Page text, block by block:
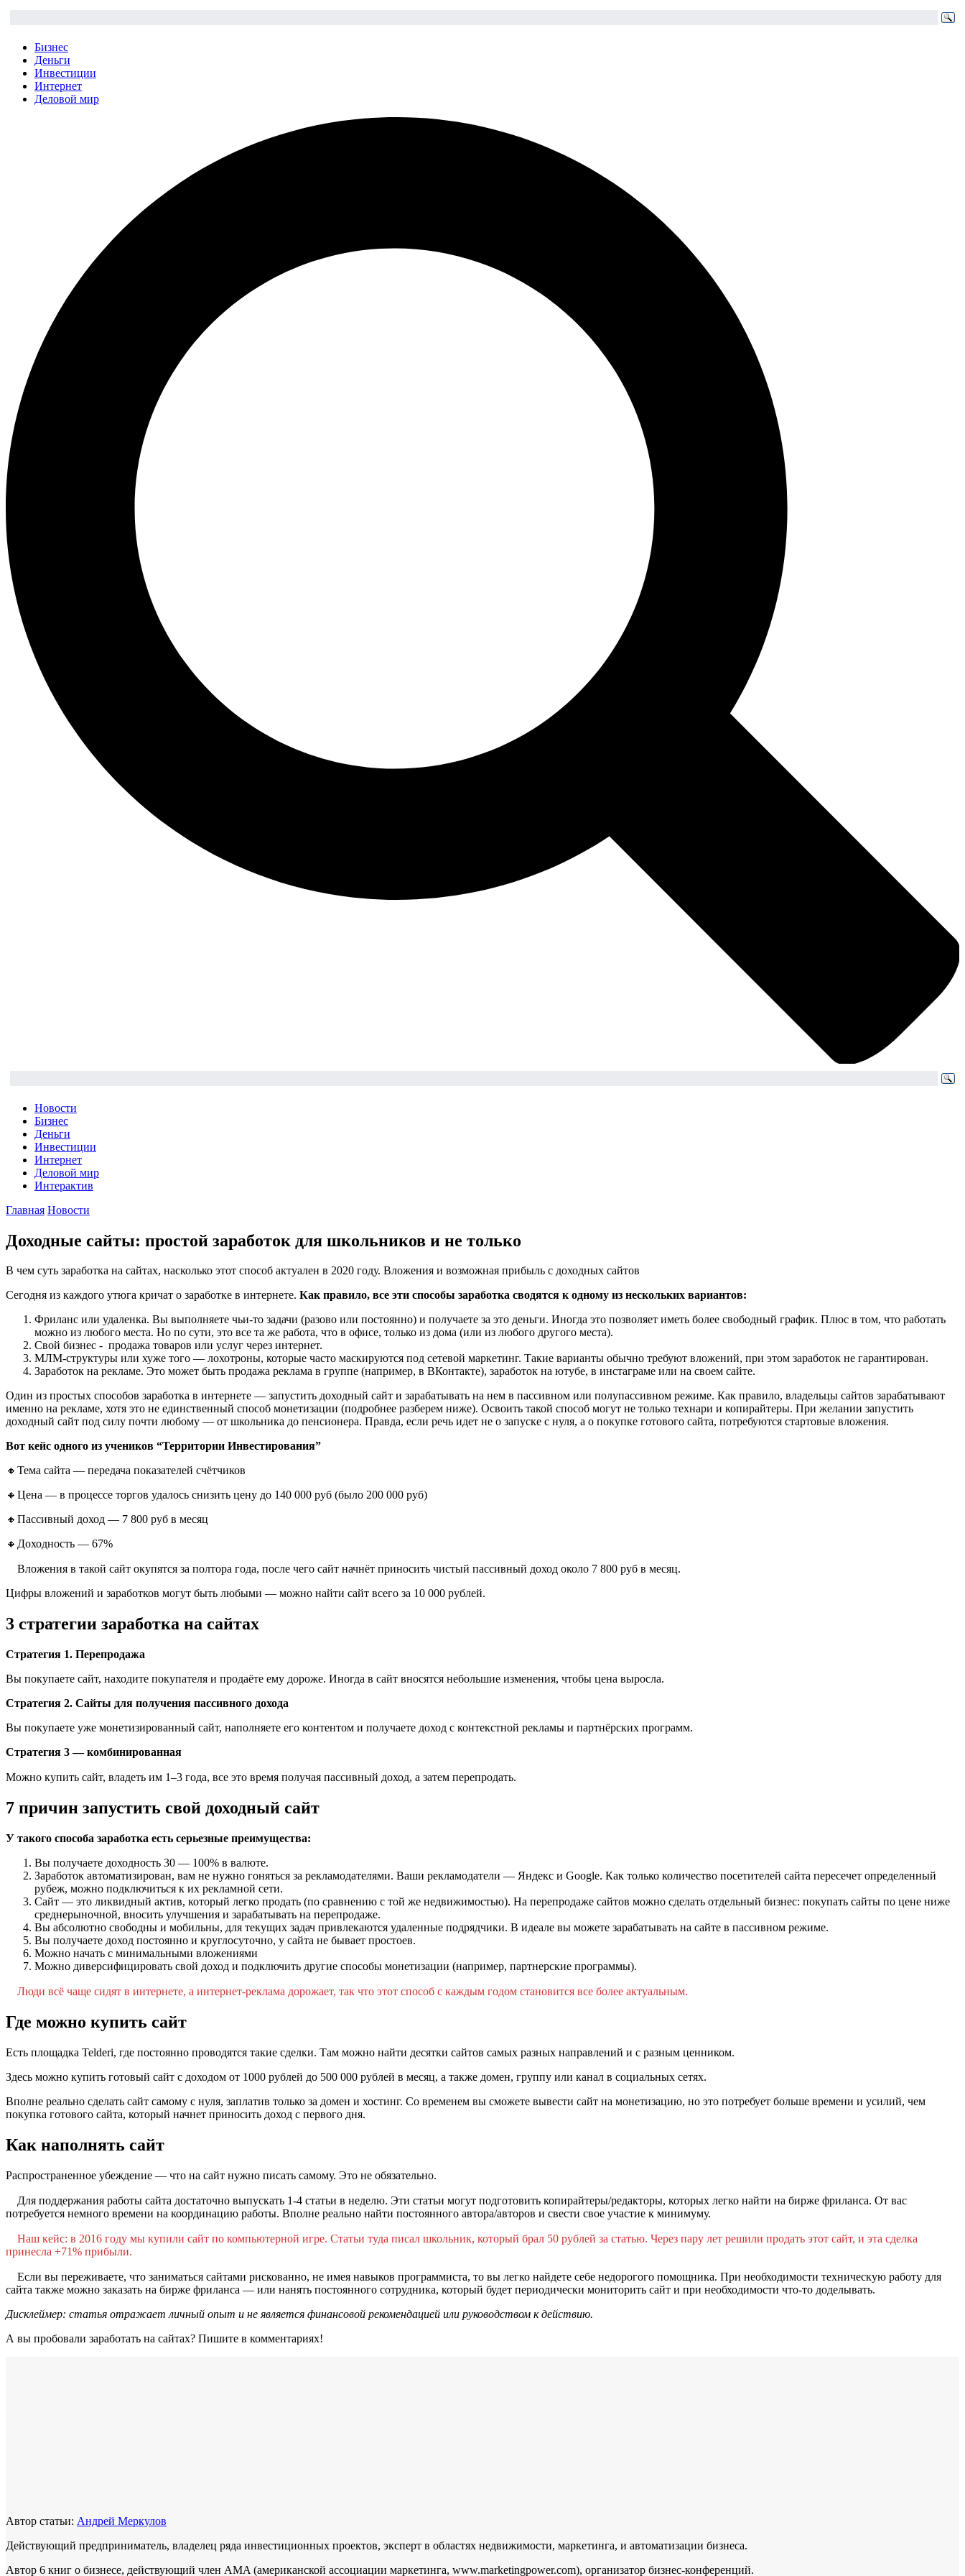
Бизнес
Деньги
Инвестиции
Интернет
Деловой мир
Новости
Бизнес
Деньги
Инвестиции
Интернет
Деловой мир
Интерактив
Главная Новости
Доходные сайты: простой заработок для школьников и не только
В чем суть заработка на сайтах, насколько этот способ актуален в 2020 году. Вложения и возможная прибыль с доходных сайтов
Сегодня из каждого утюга кричат о заработке в интернете. Как правило, все эти способы заработка сводятся к одному из нескольких вариантов:
Фриланс или удаленка. Вы выполняете чьи-то задачи (разово или постоянно) и получаете за это деньги. Иногда это позволяет иметь более свободный график. Плюс в том, что работать
можно из любого места. Но по сути, это все та же работа, что в офисе, только из дома (или из любого другого места).
Свой бизнес - продажа товаров или услуг через интернет.
МЛМ-структуры или хуже того — лохотроны, которые часто маскируются под сетевой маркетинг. Такие варианты обычно требуют вложений, при этом заработок не гарантирован.
Заработок на рекламе. Это может быть продажа реклама в группе (например, в ВКонтакте), заработок на ютубе, в инстаграме или на своем сайте.
Один из простых способов заработка в интернете — запустить доходный сайт и зарабатывать на нем в пассивном или полупассивном режиме. Как правило, владельцы сайтов зарабатывают
именно на рекламе, хотя это не единственный способ монетизации (подробнее разберем ниже). Освоить такой способ могут не только технари и копирайтеры. При желании запустить
доходный сайт под силу почти любому — от школьника до пенсионера. Правда, если речь идет не о запуске с нуля, а о покупке готового сайта, потребуются стартовые вложения.
Вот кейс одного из учеников “Территории Инвестирования”
🔸Тема сайта — передача показателей счётчиков
🔸Цена — в процессе торгов удалось снизить цену до 140 000 руб (было 200 000 руб)
🔸Пассивный доход — 7 800 руб в месяц
🔸Доходность — 67%
⠀ Вложения в такой сайт окупятся за полтора года, после чего сайт начнёт приносить чистый пассивный доход около 7 800 руб в месяц.
Цифры вложений и заработков могут быть любыми — можно найти сайт всего за 10 000 рублей.
3 стратегии заработка на сайтах
Стратегия 1. Перепродажа
Вы покупаете сайт, находите покупателя и продаёте ему дороже. Иногда в сайт вносятся небольшие изменения, чтобы цена выросла.
Стратегия 2. Сайты для получения пассивного дохода
Вы покупаете уже монетизированный сайт, наполняете его контентом и получаете доход с контекстной рекламы и партнёрских программ.
Стратегия 3 — комбинированная
Можно купить сайт, владеть им 1–3 года, все это время получая пассивный доход, а затем перепродать. ⠀
7 причин запустить свой доходный сайт
У такого способа заработка есть серьезные преимущества:
Вы получаете доходность 30 — 100% в валюте.
Заработок автоматизирован, вам не нужно гоняться за рекламодателями. Ваши рекламодатели — Яндекс и Google. Как только количество посетителей сайта пересечет определенный
рубеж, можно подключиться к их рекламной сети.
Сайт — это ликвидный актив, который легко продать (по сравнению с той же недвижимостью). На перепродаже сайтов можно сделать отдельный бизнес: покупать сайты по цене ниже
среднерыночной, вносить улучшения и зарабатывать на перепродаже.
Вы абсолютно свободны и мобильны, для текущих задач привлекаются удаленные подрядчики. В идеале вы можете зарабатывать на сайте в пассивном режиме.
Вы получаете доход постоянно и круглосуточно, у сайта не бывает простоев.
Можно начать с минимальными вложениями
Можно диверсифицировать свой доход и подключить другие способы монетизации (например, партнерские программы).
⠀ Люди всё чаще сидят в интернете, а интернет-реклама дорожает, так что этот способ с каждым годом становится все более актуальным.
Где можно купить сайт
Есть площадка Telderi, где постоянно проводятся такие сделки. Там можно найти десятки сайтов самых разных направлений и с разным ценником.
Здесь можно купить готовый сайт с доходом от 1000 рублей до 500 000 рублей в месяц, а также домен, группу или канал в социальных сетях.
Вполне реально сделать сайт самому с нуля, заплатив только за домен и хостинг. Со временем вы сможете вывести сайт на монетизацию, но это потребует больше времени и усилий, чем
покупка готового сайта, который начнет приносить доход с первого дня.
Как наполнять сайт
Распространенное убеждение — что на сайт нужно писать самому. Это не обязательно.
⠀ Для поддержания работы сайта достаточно выпускать 1-4 статьи в неделю. Эти статьи могут подготовить копирайтеры/редакторы, которых легко найти на бирже фриланса. От вас
потребуется немного времени на координацию работы. Вполне реально найти постоянного автора/авторов и свести свое участие к минимуму.
⠀ Наш кейс: в 2016 году мы купили сайт по компьютерной игре. Статьи туда писал школьник, который брал 50 рублей за статью. Через пару лет решили продать этот сайт, и эта сделка
принесла +71% прибыли.
⠀ Если вы переживаете, что заниматься сайтами рискованно, не имея навыков программиста, то вы легко найдете себе недорогого помощника. При необходимости техническую работу для
сайта также можно заказать на бирже фриланса — или нанять постоянного сотрудника, который будет периодически мониторить сайт и при необходимости что-то доделывать.
Дисклеймер: статья отражает личный опыт и не является финансовой рекомендацией или руководством к действию.
А вы пробовали заработать на сайтах? Пишите в комментариях!
Автор статьи: Андрей Меркулов
Действующий предприниматель, владелец ряда инвестиционных проектов, эксперт в областях недвижимости, маркетинга, и автоматизации бизнеса.
Автор 6 книг о бизнесе, действующий член AMA (американской ассоциации маркетинга, www.marketingpower.com), организатор бизнес-конференций.